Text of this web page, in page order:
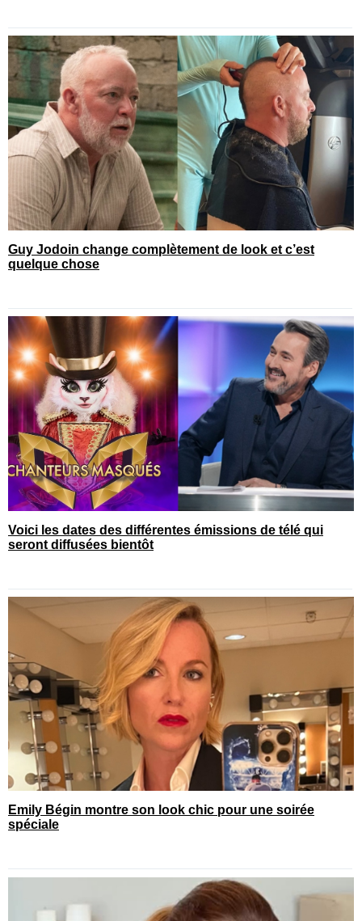
Guy Jodoin change complètement de look et c’est
quelque chose
Voici les dates des différentes émissions de télé qui
seront diffusées bientôt
Emily Bégin montre son look chic pour une soirée
spéciale